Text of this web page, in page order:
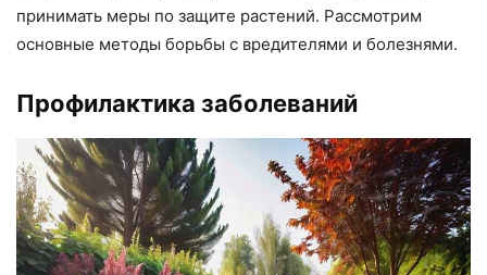
принимать меры по защите растений. Рассмотрим
основные методы борьбы с вредителями и болезнями.
Профилактика заболеваний